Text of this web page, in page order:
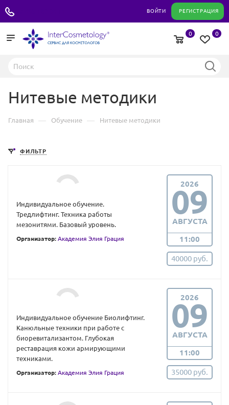
ВОЙТИ РЕГИСТРАЦИЯ
0
0
Нитевые методики
Главная — Обучение — Нитевые методики
ФИЛЬТР
Индивидуальное обучение.
Тредлифтинг. Техника работы
мезонитями. Базовый уровень.
Организатор: Академия Элия Грация
2026
09
АВГУСТА
11:00
40000 руб.
Индивидуальное обучение Биолифтинг.
Канюльные техники при работе с
биоревитализантом. Глубокая
реставрация кожи армирующими
техниками.
Организатор: Академия Элия Грация
2026
09
АВГУСТА
11:00
35000 руб.